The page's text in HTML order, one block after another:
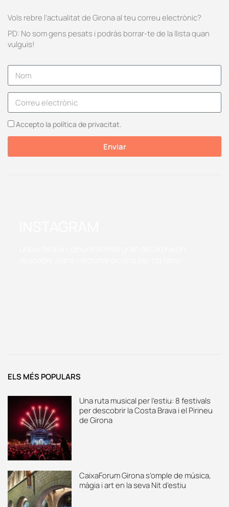
Vols rebre l’actualitat de Girona al teu correu electrònic?
PD: No som gens pesats i podràs borrar-te de la llista quan
vulguis!
Accepto la política de privacitat.
Enviar
ELS MÉS POPULARS
Una ruta musical per l’estiu: 8 festivals
per descobrir la Costa Brava i el Pirineu
de Girona
CaixaForum Girona s’omple de música,
màgia i art en la seva Nit d’estiu